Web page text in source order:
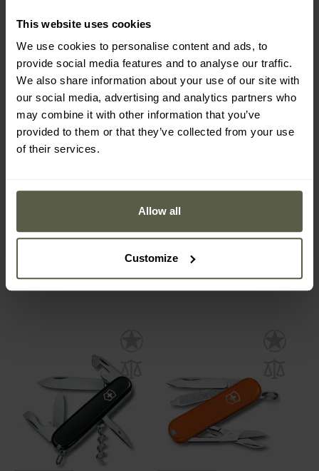
This website uses cookies
We use cookies to personalise content and ads, to
provide social media features and to analyse our traffic.
We also share information about your use of our site with
our social media, advertising and analytics partners who
may combine it with other information that you’ve
provided to them or that they’ve collected from your use
of their services.
Allow all
Customize
PERSONALIZACE
724 Kč 950 Kč